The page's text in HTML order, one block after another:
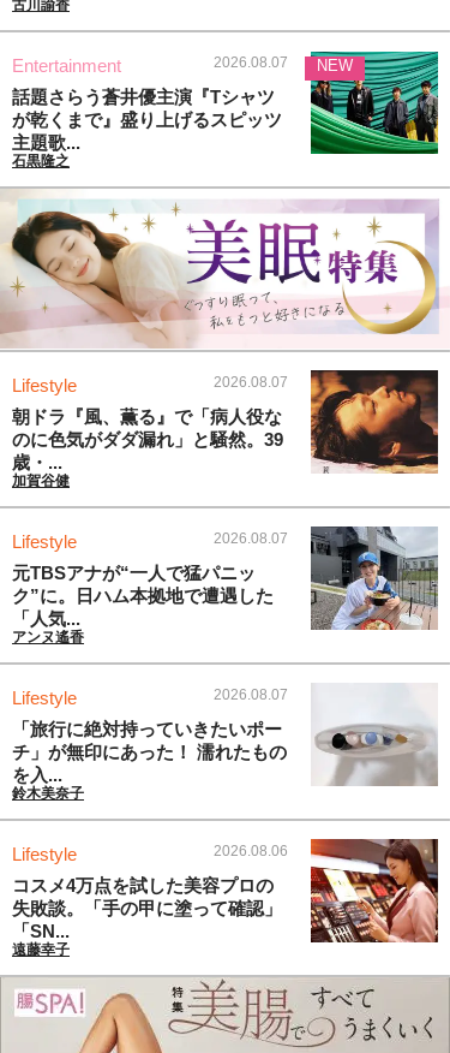
古川諭香
Entertainment 2026.08.07
話題さらう蒼井優主演『Tシャツ
が乾くまで』盛り上げるスピッツ
主題歌...
石黒隆之
NEW
Lifestyle 2026.08.07
朝ドラ『風、薫る』で「病人役な
のに色気がダダ漏れ」と騒然。39
歳・...
加賀谷健
Lifestyle 2026.08.07
元TBSアナが“一人で猛パニッ
ク”に。日ハム本拠地で遭遇した
「人気...
アンヌ遙香
Lifestyle 2026.08.07
「旅行に絶対持っていきたいポー
チ」が無印にあった！ 濡れたもの
を入...
鈴木美奈子
Lifestyle 2026.08.06
コスメ4万点を試した美容プロの
失敗談。「手の甲に塗って確認」
「SN...
遠藤幸子